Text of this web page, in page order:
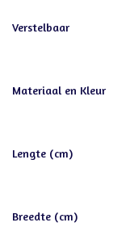
Verstelbaar
Materiaal en Kleur
Lengte (cm)
Breedte (cm)